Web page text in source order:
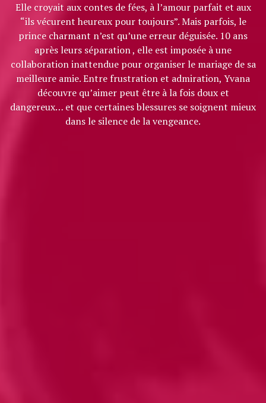
Elle croyait aux contes de fées, à l’amour parfait et aux
“ils vécurent heureux pour toujours”. Mais parfois, le
prince charmant n’est qu’une erreur déguisée. 10 ans
après leurs séparation , elle est imposée à une
collaboration inattendue pour organiser le mariage de sa
meilleure amie. Entre frustration et admiration, Yvana
découvre qu’aimer peut être à la fois doux et
dangereux… et que certaines blessures se soignent mieux
dans le silence de la vengeance.